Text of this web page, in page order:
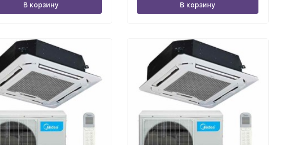
В корзину В корзину